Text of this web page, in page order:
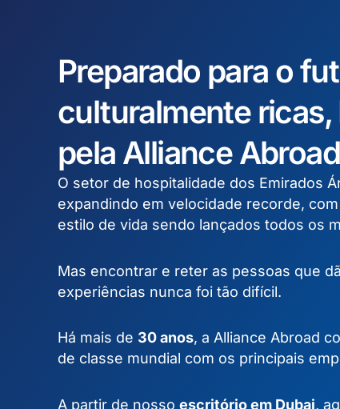
Preparado para o
culturalmente ricas,
pela Alliance
O setor de hospitalidade dos Emirados
expandindo em velocidade recorde,
estilo de vida sendo lançados todos os
Mas encontrar e reter as pessoas que
experiências nunca foi tão difícil.
Há mais de 30 anos, a Alliance Abroad
de classe mundial com os principais
A partir de nosso escritório em Dubai,